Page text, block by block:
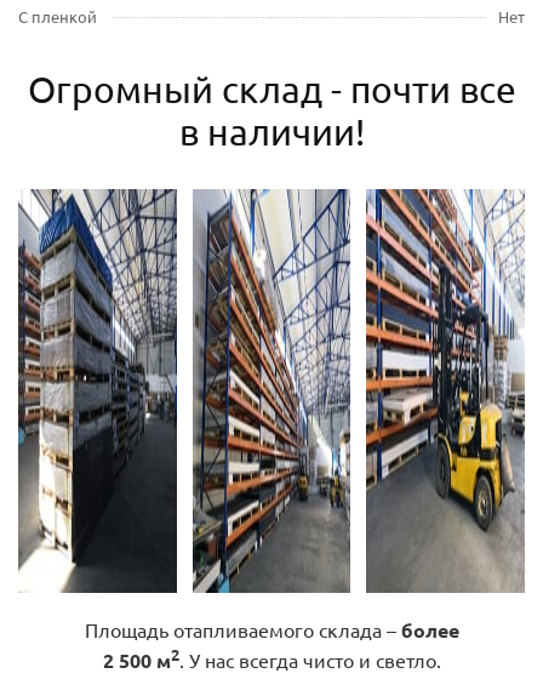
С пленкой
Нет
Огромный склад - почти все
в наличии!
Площадь отапливаемого склада – более
2 500 м2. У нас всегда чисто и светло.